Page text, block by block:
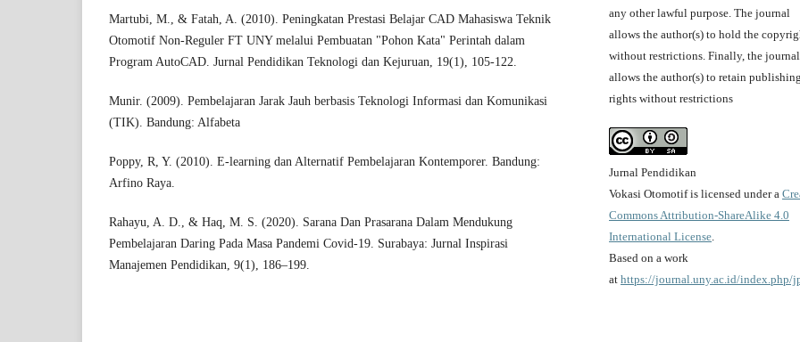
Martubi, M., & Fatah, A. (2010). Peningkatan Prestasi Belajar CAD Mahasiswa Teknik
Otomotif Non-Reguler FT UNY melalui Pembuatan "Pohon Kata" Perintah dalam
Program AutoCAD. Jurnal Pendidikan Teknologi dan Kejuruan, 19(1), 105-122.
Munir. (2009). Pembelajaran Jarak Jauh berbasis Teknologi Informasi dan Komunikasi
(TIK). Bandung: Alfabeta
Poppy, R, Y. (2010). E-learning dan Alternatif Pembelajaran Kontemporer. Bandung:
Arfino Raya.
Rahayu, A. D., & Haq, M. S. (2020). Sarana Dan Prasarana Dalam Mendukung
Pembelajaran Daring Pada Masa Pandemi Covid-19. Surabaya: Jurnal Inspirasi
Manajemen Pendidikan, 9(1), 186–199.
any other lawful purpose. The journal
allows the author(s) to hold the
without restrictions. Finally, the journal
allows the author(s) to retain publishing
rights without restrictions
Jurnal Pendidikan
Vokasi Otomotif is licensed under a
Commons Attribution-ShareAlike 4.0
International License.
Based on a work
at https://journal.uny.ac.id/index.php/